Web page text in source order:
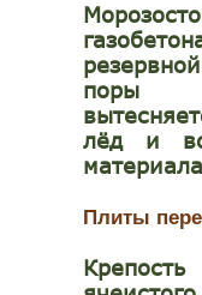
поры
лёд и
Плиты